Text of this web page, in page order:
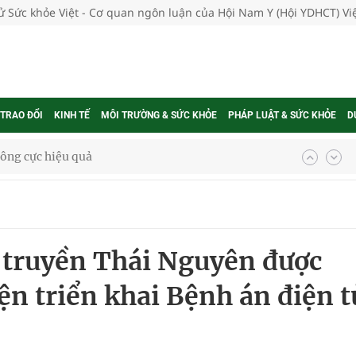
Sức khỏe Việt - Cơ quan ngôn luận của Hội Nam Y (Hội YDHCT)
ĐỔI KINH TẾ MÔI TRƯỜNG & SỨC KHỎE PHÁP LUẬT & SỨC KHỎE
cực hiệu quả
thực tế
ung thư
Thái Nguyên được
triển khai Bệnh án điện